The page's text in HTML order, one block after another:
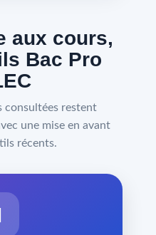
aux cours,
Bac Pro
consultées restent
une mise en avant
récents.